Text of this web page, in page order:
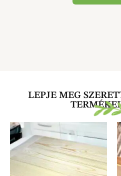
LEPJE MEG